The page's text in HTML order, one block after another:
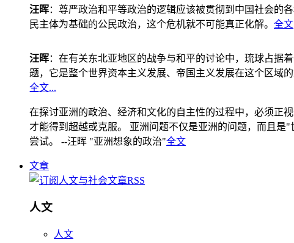
汪晖：尊严政治和平等政治的逻辑应该被贯彻到中国社会的
民主体为基础的公民政治，这个危机就不可能真正化解。 全文
汪晖：在有关东北亚地区的战争与和平的讨论中，琉球占据
题，它是整个世界资本主义发展、帝国主义发展在这个区域的
全文...
在探讨亚洲的政治、经济和文化的自主性的过程中，必须正
才能得到超越或克服。 亚洲问题不仅是亚洲的问题，而且
尝试。 --汪晖 "亚洲想象的政治"全文
文章
人文
人文